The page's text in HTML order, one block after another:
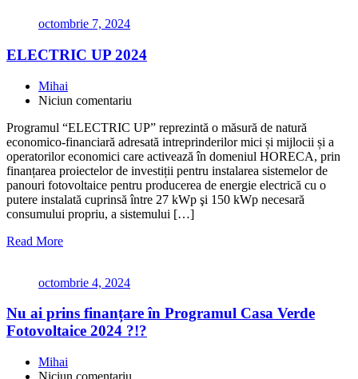
octombrie 7, 2024
ELECTRIC UP 2024
Mihai
Niciun comentariu
Programul “ELECTRIC UP” reprezintă o măsură de natură
economico-financiară adresată intreprinderilor mici și mijlocii și a
operatorilor economici care activează în domeniul HORECA, prin
finanțarea proiectelor de investiții pentru instalarea sistemelor de
panouri fotovoltaice pentru producerea de energie electrică cu o
putere instalată cuprinsă între 27 kWp şi 150 kWp necesară
consumului propriu, a sistemului […]
Read More
octombrie 4, 2024
Nu ai prins finanțare în Programul Casa Verde
Fotovoltaice 2024 ?!?
Mihai
Niciun comentariu